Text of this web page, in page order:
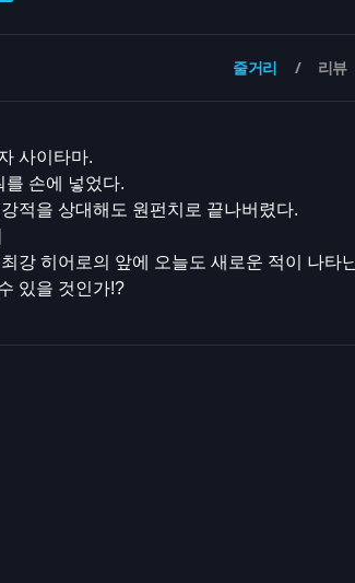
줄거리 리뷰
사이타마.
를 손에 넣었다.
적을 상대해도 원펀치로 끝나버렸다.
강 히어로의 앞에 오늘도 새로운 적이 나타
있을 것인가!?